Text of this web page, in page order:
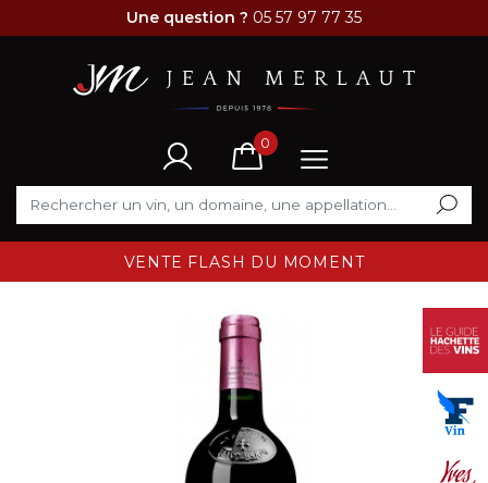
Une question ? 05 57 97 77 35
0
VENTE FLASH DU MOMENT